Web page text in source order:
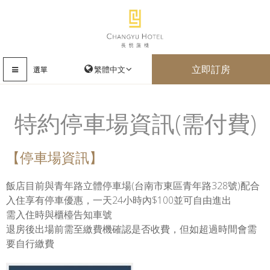
選單 立即訂房
特約停車場資訊(需付費)
【停車場資訊】
飯店目前與青年路立體停車場(台南市東區青年路328號)配合
入住享有停車優惠，一天24小時內$100並可自由進出
需入住時與櫃檯告知車號
退房後出場前需至繳費機確認是否收費，但如超過時間會需
要自行繳費